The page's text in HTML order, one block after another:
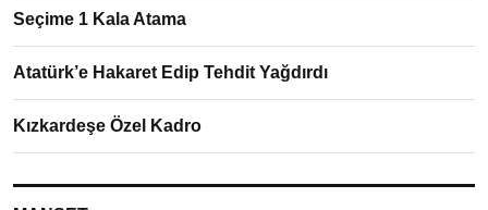
Seçime 1 Kala Atama
Atatürk’e Hakaret Edip Tehdit Yağdırdı
Kızkardeşe Özel Kadro